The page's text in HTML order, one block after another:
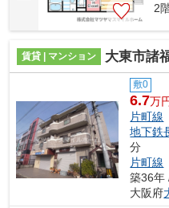
2
賃貸 | マンション 大東市諸
敷0
6.7万
片町線
地下鉄
分
片町線
築36年
大阪府